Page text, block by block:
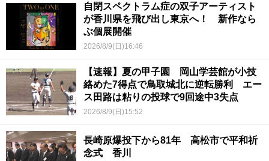
自閉スペクトラム症の双子アーティスト
が香川県を飛び出し東京へ！ 新作なら
ぶ個展開催
2026/8/9(日)16:46
【速報】夏の甲子園 岡山学芸館が小技
絡めた7得点で鳥取城北に逆転勝利 エー
ス田路は粘りの投球で9回途中3失点
2026/8/9(日)15:52
長崎原爆投下から81年 高松市で平和祈
念式 香川